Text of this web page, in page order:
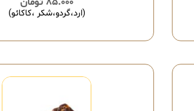
(ارد،گردو،شکر ،کاکائو)